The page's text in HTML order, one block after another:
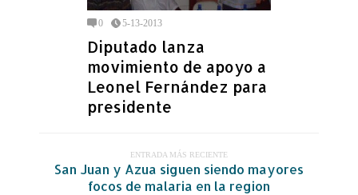
0 5-13-2013
Diputado lanza
movimiento de apoyo a
Leonel Fernández para
presidente
ENTRADA MÁS RECIENTE
San Juan y Azua siguen siendo mayores
focos de malaria en la region